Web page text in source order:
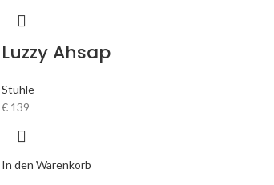
Luzzy Ahsap
Stühle
€ 139
In den Warenkorb